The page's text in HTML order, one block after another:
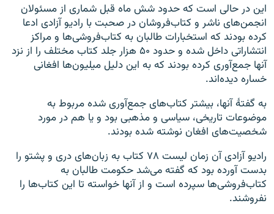
این در حالی است که حدود شش ماه قبل شماری از مسئولان
انجمن‌های ناشر و کتاب‌فروشان در صحبت با رادیو آزادی ادعا
کرده بودند که استخبارات طالبان به کتاب‌فروشی‌ها و مراکز
انتشاراتی داخل شده و حدود ۵۰ هزار جلد کتاب مختلف را از نزد
آنها جمع‌آوری کرده بودند که به این دلیل میلیون‌ها افغانی
خساره دیده‌اند.
به گفتۀ آنها، بیشتر کتاب‌های جمع‌آوری شده مربوط به
موضوعات تاریخی، سیاسی و مذهبی بود و یا هم در مورد
شخصیت‌های افغان نوشته شده بودند.
رادیو آزادی آن زمان لیست ۷۸ کتاب به زبان‌های دری و پشتو را
بدست آورده بود که گفته می‌شد حکومت طالبان به
کتاب‌فروشی‌ها سپرده است و از آنها خواسته تا این کتاب‌ها را
نفروشند.